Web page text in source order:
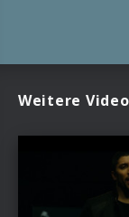
Weitere